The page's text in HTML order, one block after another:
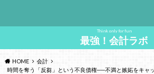
Think only for fun
最強！会計ラボ
HOME
会計
時間を奪う「反芻」という不良債権──不満と嫉妬をキャ